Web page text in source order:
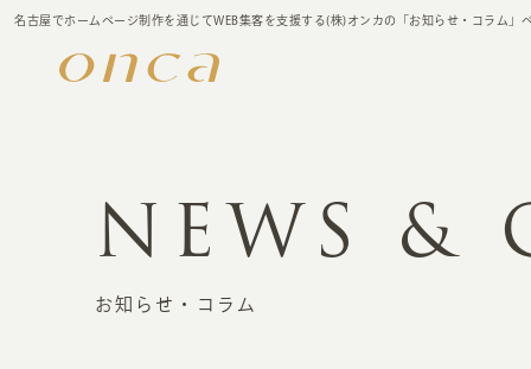
名古屋でホームページ制作を通じてWEB集客を支援する(株)オンカの「お知らせ・コラム」
NEWS &
お知らせ・コラム